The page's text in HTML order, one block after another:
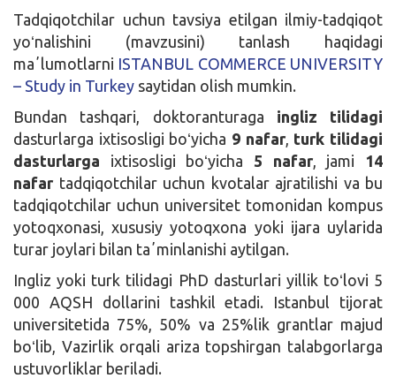
Tadqiqotchilar uchun tavsiya etilgan ilmiy-tadqiqot
yoʻnalishini (mavzusini) tanlash haqidagi
maʼlumotlarni ISTANBUL COMMERCE UNIVERSITY
– Study in Turkey saytidan olish mumkin.
Bundan tashqari, doktoranturaga ingliz tilidagi
dasturlarga ixtisosligi boʻyicha 9 nafar, turk tilidagi
dasturlarga ixtisosligi boʻyicha 5 nafar, jami 14
nafar tadqiqotchilar uchun kvotalar ajratilishi va bu
tadqiqotchilar uchun universitet tomonidan kompus
yotoqxonasi, xususiy yotoqxona yoki ijara uylarida
turar joylari bilan taʼminlanishi aytilgan.
Ingliz yoki turk tilidagi PhD dasturlari yillik toʻlovi 5
000 AQSH dollarini tashkil etadi. Istanbul tijorat
universitetida 75%, 50% va 25%lik grantlar majud
boʻlib, Vazirlik orqali ariza topshirgan talabgorlarga
ustuvorliklar beriladi.